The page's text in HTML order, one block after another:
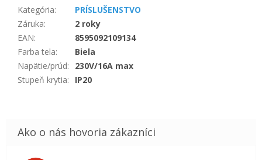
Kategória:
PRÍSLUŠENSTVO
Záruka:
2 roky
EAN:
8595092109134
Farba tela:
Biela
Napätie/prúd:
230V/16A max
Stupeň krytia: IP20